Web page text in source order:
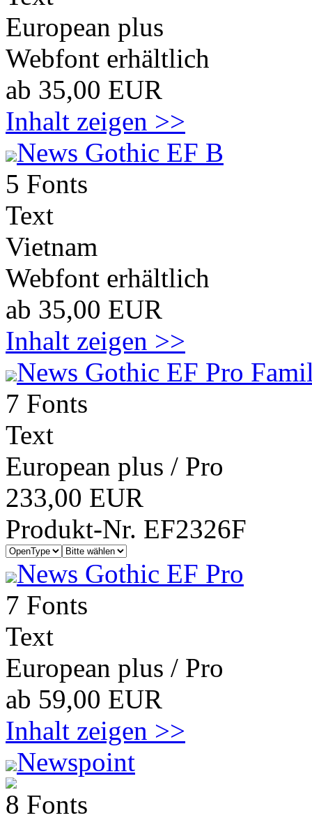
European plus
Webfont erhältlich
ab 35,00 EUR
Inhalt zeigen >>
News Gothic EF B
5 Fonts
Text
Vietnam
Webfont erhältlich
ab 35,00 EUR
Inhalt zeigen >>
News Gothic EF Pro
7 Fonts
Text
European plus / Pro
233,00 EUR
Produkt-Nr. EF2326F
News Gothic EF Pro
7 Fonts
Text
European plus / Pro
ab 59,00 EUR
Inhalt zeigen >>
Newspoint
8 Fonts